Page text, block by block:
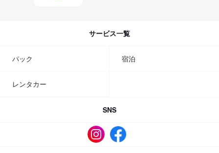
サービス一覧
パック 宿泊
レンタカー
SNS